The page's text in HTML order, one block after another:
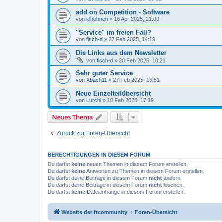
add on Competition - Software
von klhohnen » 16 Apr 2025, 21:00
"Service" im freien Fall?
von fisch-d » 27 Feb 2025, 14:19
Die Links aus dem Newsletter
von fisch-d » 20 Feb 2025, 10:21
Sehr guter Service
von Xbach11 » 27 Feb 2025, 16:51
Neue Einzelteilübersicht
von Lurchi » 10 Feb 2025, 17:19
Neues Thema
Zurück zur Foren-Übersicht
BERECHTIGUNGEN IN DIESEM FORUM
Du darfst keine neuen Themen in diesem Forum erstellen.
Du darfst keineAntworten zu Themen in diesem Forum erstellen.
Du darfst deine Beiträge in diesem Forum nicht ändern.
Du darfst deine Beiträge in diesem Forum nicht löschen.
Du darfst keine Dateianhänge in diesem Forum erstellen.
Website der ftcommunity Foren-Übersicht